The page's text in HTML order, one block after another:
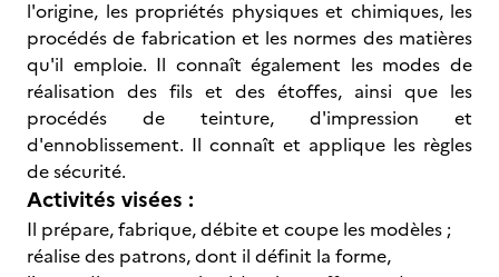
l'origine, les propriétés physiques et chimiques, les
procédés de fabrication et les normes des matières
qu'il emploie. Il connaît également les modes de
réalisation des fils et des étoffes, ainsi que les
procédés de teinture, d'impression et
d'ennoblissement. Il connaît et applique les règles
de sécurité.
Activités visées :
Il prépare, fabrique, débite et coupe les modèles ;
réalise des patrons, dont il définit la forme,